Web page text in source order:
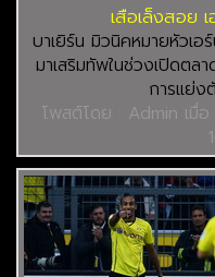
เสือเล็งสอย
บาเยิร์น มิวนิคหมายหัวเอ
มาเสริมทัพในช่วงเปิดต
การแย่ง
โพสต์โดย : Admin เมื่อ